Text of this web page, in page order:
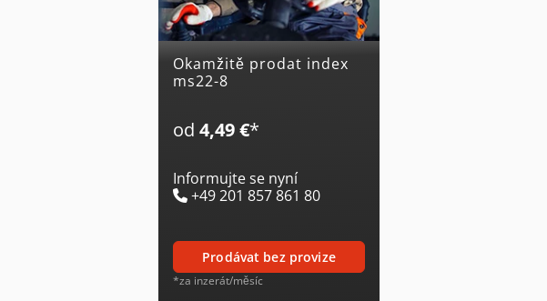
Okamžitě prodat index
ms22-8
od 4,49 €*
Informujte se nyní
+49 201 857 861 80
prodávat bez provize
*za inzerát/měsíc